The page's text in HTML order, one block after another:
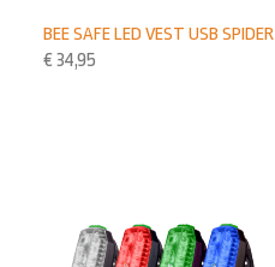
BEE SAFE LED VEST USB SPIDER
€ 34,95